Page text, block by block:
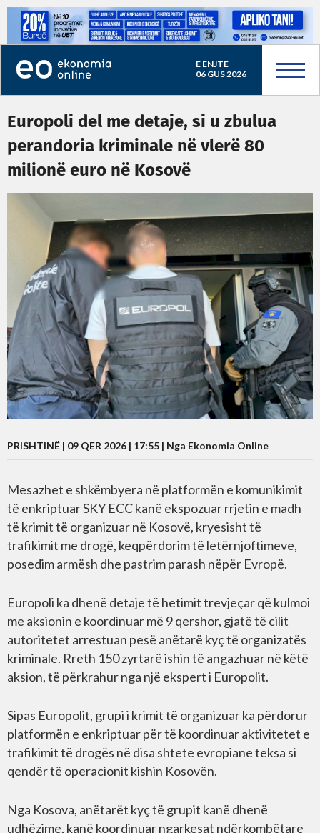
E ENJTE
06 GUS 2026
Europoli del me detaje, si u zbulua
perandoria kriminale në vlerë 80
milionë euro në Kosovë
PRISHTINË | 09 QER 2026 | 17:55 | Nga Ekonomia Online
Mesazhet e shkëmbyera në platformën e komunikimit
të enkriptuar SKY ECC kanë ekspozuar rrjetin e madh
të krimit të organizuar në Kosovë, kryesisht të
trafikimit me drogë, keqpërdorim të letërnjoftimeve,
posedim armësh dhe pastrim parash nëpër Evropë.
Europoli ka dhenë detaje të hetimit trevjeçar që kulmoi
me aksionin e koordinuar më 9 qershor, gjatë të cilit
autoritetet arrestuan pesë anëtarë kyç të organizatës
kriminale. Rreth 150 zyrtarë ishin të angazhuar në këtë
aksion, të përkrahur nga një ekspert i Europolit.
Sipas Europolit, grupi i krimit të organizuar ka përdorur
platformën e enkriptuar për të koordinuar aktivitetet e
trafikimit të drogës në disa shtete evropiane teksa si
qendër të operacionit kishin Kosovën.
Nga Kosova, anëtarët kyç të grupit kanë dhenë
udhëzime, kanë koordinuar ngarkesat ndërkombëtare